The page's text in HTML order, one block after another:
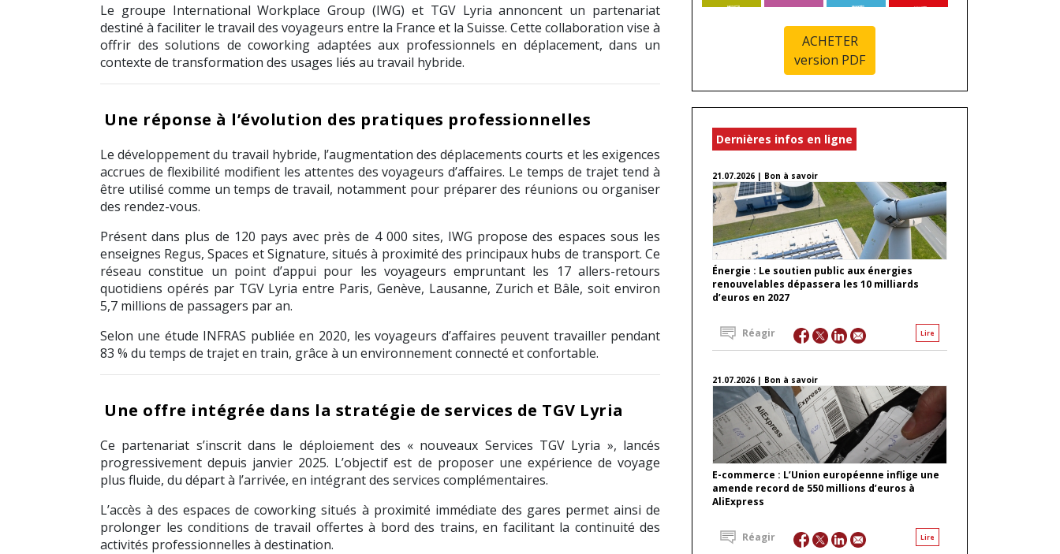
Le groupe International Workplace Group (IWG) et TGV Lyria annoncent un partenariat
destiné à faciliter le travail des voyageurs entre la France et la Suisse. Cette collaboration vise à
offrir des solutions de coworking adaptées aux professionnels en déplacement, dans un
contexte de transformation des usages liés au travail hybride.
Une réponse à l’évolution des pratiques professionnelles
Le développement du travail hybride, l’augmentation des déplacements courts et les exigences
accrues de flexibilité modifient les attentes des voyageurs d’affaires. Le temps de trajet tend à
être utilisé comme un temps de travail, notamment pour préparer des réunions ou organiser
des rendez-vous.
Présent dans plus de 120 pays avec près de 4 000 sites, IWG propose des espaces sous les
enseignes Regus, Spaces et Signature, situés à proximité des principaux hubs de transport. Ce
réseau constitue un point d’appui pour les voyageurs empruntant les 17 allers-retours
quotidiens opérés par TGV Lyria entre Paris, Genève, Lausanne, Zurich et Bâle, soit environ
5,7 millions de passagers par an.
Selon une étude INFRAS publiée en 2020, les voyageurs d’affaires peuvent travailler pendant
83 % du temps de trajet en train, grâce à un environnement connecté et confortable.
Une offre intégrée dans la stratégie de services de TGV Lyria
Ce partenariat s’inscrit dans le déploiement des « nouveaux Services TGV Lyria », lancés
progressivement depuis janvier 2025. L’objectif est de proposer une expérience de voyage
plus fluide, du départ à l’arrivée, en intégrant des services complémentaires.
L’accès à des espaces de coworking situés à proximité immédiate des gares permet ainsi de
prolonger les conditions de travail offertes à bord des trains, en facilitant la continuité des
activités professionnelles à destination.
ACHETER
version PDF
Dernières infos en ligne
21.07.2026 | Bon à savoir
Énergie : Le soutien public aux énergies
renouvelables dépassera les 10 milliards
d’euros en 2027
Lire
Réagir
21.07.2026 | Bon à savoir
E-commerce : L’Union européenne inflige une
amende record de 550 millions d’euros à
AliExpress
Lire
Réagir